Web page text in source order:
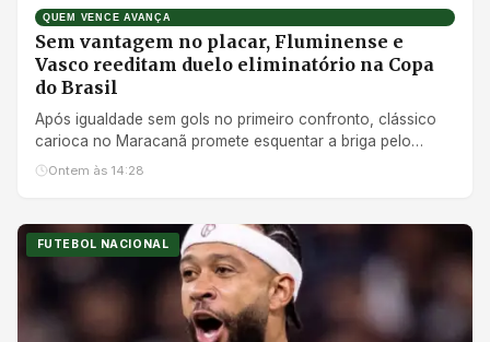
QUEM VENCE AVANÇA
Sem vantagem no placar, Fluminense e
Vasco reeditam duelo eliminatório na Copa
do Brasil
Após igualdade sem gols no primeiro confronto, clássico
carioca no Maracanã promete esquentar a briga pelo
segundo título nacional de ambos os clubes
Ontem às 14:28
FUTEBOL NACIONAL